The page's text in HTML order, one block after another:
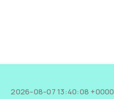
2026-08-07 13:40:08 +0000